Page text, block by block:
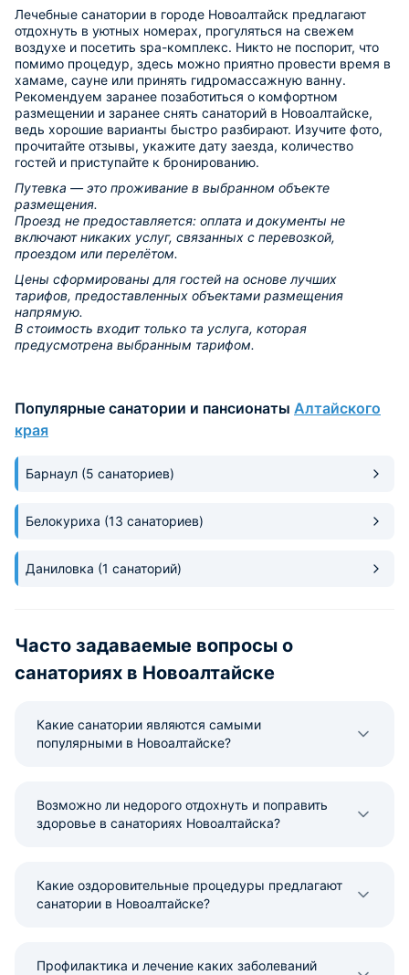
Лечебные санатории в городе Новоалтайск предлагают
отдохнуть в уютных номерах, прогуляться на свежем
воздухе и посетить spa-комплекс. Никто не поспорит, что
помимо процедур, здесь можно приятно провести время в
хамаме, сауне или принять гидромассажную ванну.
Рекомендуем заранее позаботиться о комфортном
размещении и заранее снять санаторий в Новоалтайске,
ведь хорошие варианты быстро разбирают. Изучите фото,
прочитайте отзывы, укажите дату заезда, количество
гостей и приступайте к бронированию.
Путевка — это проживание в выбранном объекте
размещения.
Проезд не предоставляется: оплата и документы не
включают никаких услуг, связанных с перевозкой,
проездом или перелётом.
Цены сформированы для гостей на основе лучших
тарифов, предоставленных объектами размещения
напрямую.
В стоимость входит только та услуга, которая
предусмотрена выбранным тарифом.
Популярные санатории и пансионаты Алтайского
края
Барнаул (5 санаториев)
Белокуриха (13 санаториев)
Даниловка (1 санаторий)
Часто задаваемые вопросы о
санаториях в Новоалтайске
Какие санатории являются самыми
популярными в Новоалтайске?
Возможно ли недорого отдохнуть и поправить
здоровье в санаториях Новоалтайска?
Какие оздоровительные процедуры предлагают
санатории в Новоалтайске?
Профилактика и лечение каких заболеваний